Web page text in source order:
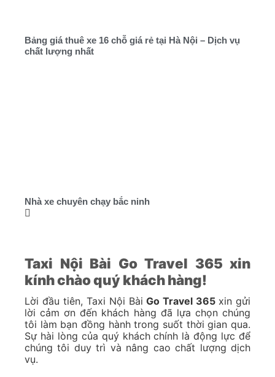
Bảng giá thuê xe 16 chỗ giá rẻ tại Hà Nội – Dịch vụ
chất lượng nhất
Nhà xe chuyên chạy bắc ninh
Taxi Nội Bài Go Travel 365 xin
kính chào quý khách hàng!
Lời đầu tiên, Taxi Nội BàiGo Travel 365 xin gửi
lời cảm ơn đến khách hàng đã lựa chọn chúng
tôi làm bạn đồng hành trong suốt thời gian qua.
Sự hài lòng của quý khách chính là động lực để
chúng tôi duy trì và nâng cao chất lượng dịch
vụ.